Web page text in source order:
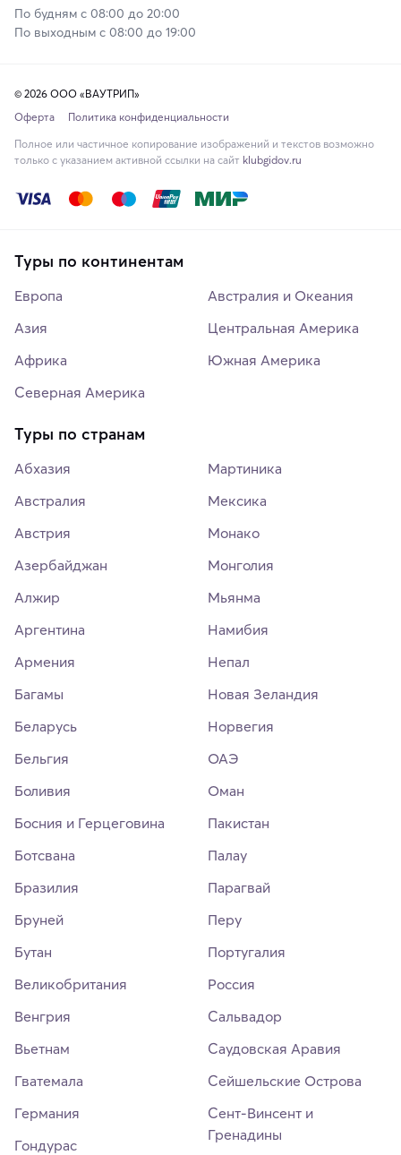
По будням с 08:00 до 20:00
По выходным с 08:00 до 19:00
© 2026 ООО «ВАУТРИП»
Оферта
Политика конфиденциальности
Полное или частичное копирование изображений и текстов возможно
только с указанием активной ссылки на сайт klubgidov.ru
Туры по континентам
Европа
Азия
Африка
Северная Америка
Австралия и Океания
Центральная Америка
Южная Америка
Туры по странам
Абхазия
Австралия
Австрия
Азербайджан
Алжир
Аргентина
Армения
Багамы
Беларусь
Бельгия
Боливия
Босния и Герцеговина
Ботсвана
Бразилия
Бруней
Бутан
Великобритания
Венгрия
Вьетнам
Гватемала
Германия
Гондурас
Мартиника
Мексика
Монако
Монголия
Мьянма
Намибия
Непал
Новая Зеландия
Норвегия
ОАЭ
Оман
Пакистан
Палау
Парагвай
Перу
Португалия
Россия
Сальвадор
Саудовская Аравия
Сейшельские Острова
Сент-Винсент и
Гренадины